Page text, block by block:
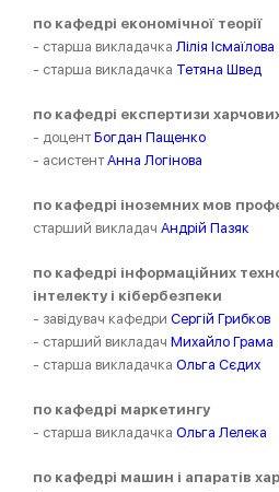
по кафедрі економічної теорії
- старша викладачка Лілія Ісмаїлова
- старша викладачка Тетяна Швед
по кафедрі експертизи
- доцентБогдан Пащенко
- асистентАнна Логінова
по кафедрі іноземних мов
старший викладач Андрій Пазяк
по кафедрі інформаційних
інтелекту і кібербезпеки
- завідувач кафедри Сергій Грибков
- старший викладач Михайло Грама
- старша викладачка Ольга Сєдих
по кафедрі маркетингу
- старша викладачка Ольга Лелека
по кафедрі машин і апаратів